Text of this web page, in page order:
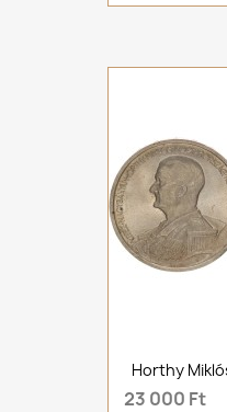
Horthy
23 000 Ft